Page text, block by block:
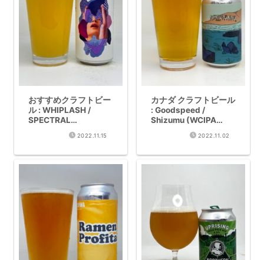
おすすめクラフトビー
ル : WHIPLASH /
SPECTRAL
FRQUENTLY (Hazy
DIPA 8.3%)
2022.11.15
カナダ クラフトビール
: Goodspeed /
Shizumu (WCIPA
7.4%)レビュー
2022.11.02